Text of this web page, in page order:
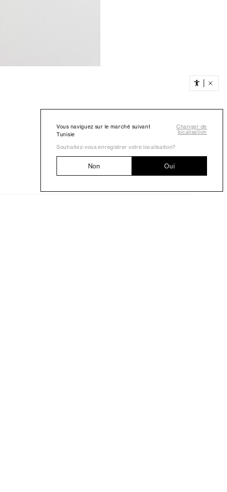
Vous naviguez sur le marché suivant
Tunisie
Changer de
localisation
Souhaitez-vous enregistrer votre localisation?
Non Oui